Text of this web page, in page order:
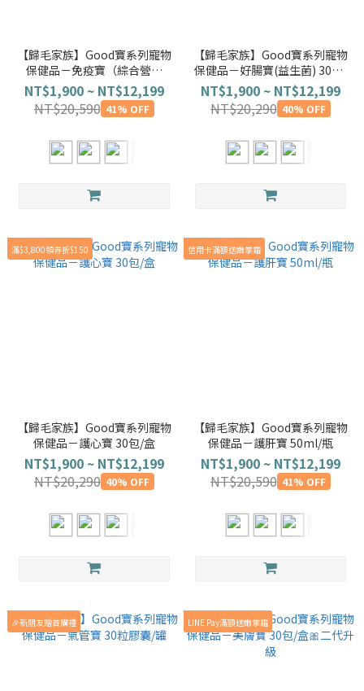
【歸毛家族】Good寶系列寵物
保健品－免疫寶（綜合營養
素） 220g/盒
NT$1,900 ~ NT$12,199
NT$20,590 41% OFF
【歸毛家族】Good寶系列寵物
保健品－好腸寶(益生菌) 30包/
盒
NT$1,900 ~ NT$12,199
NT$20,290 40% OFF
滿$3,800領券折$150
【歸毛家族】Good寶系列寵物
保健品－護心寶 30包/盒
NT$1,900 ~ NT$12,199
NT$20,290 40% OFF
信用卡滿額送嫩掌霜
【歸毛家族】Good寶系列寵物
保健品－護肝寶 50ml/瓶
NT$1,900 ~ NT$12,199
NT$20,590 41% OFF
🎉新朋友贈首購禮 LINE Pay滿額送嫩掌霜